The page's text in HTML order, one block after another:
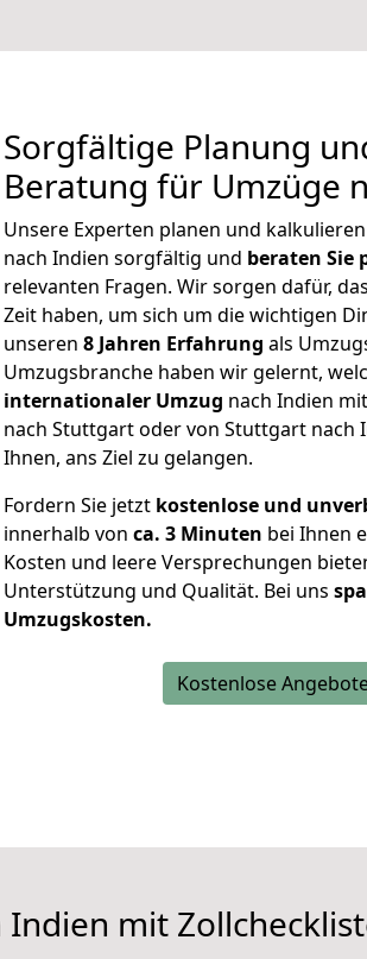
Sorgfältige Planung
Beratung für Umzüge
Unsere Experten planen und
nach Indien sorgfältig und beraten Sie
relevanten Fragen. Wir sorgen dafür,
Zeit haben, um sich um die wichtigen
unseren 8 Jahren Erfahrung als
Umzugsbranche haben wir gelernt,
internationaler Umzug nach Indien
nach Stuttgart oder von Stuttgart nach
Ihnen, ans Ziel zu gelangen.
Fordern Sie jetzt kostenlose und
innerhalb von ca. 3 Minuten bei Ihnen
Kosten und leere Versprechungen
Unterstützung und Qualität. Bei uns
Umzugskosten.
Kostenlose
mit